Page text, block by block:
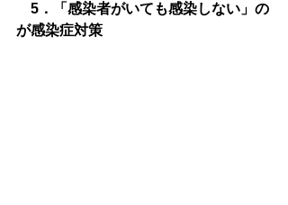
5．「感染者がいても感染しない」の
が感染症対策